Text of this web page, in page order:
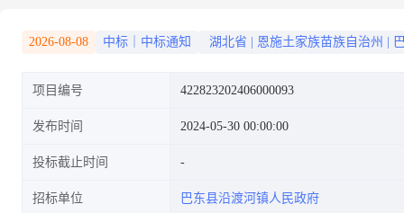
2026-08-08 中标｜中标通知 湖北省 恩施土家族苗族自治州
项目编号 422823202406000093
发布时间 2024-05-30 00:00:00
投标截止时间
招标单位 巴东县沿渡河镇人民政府